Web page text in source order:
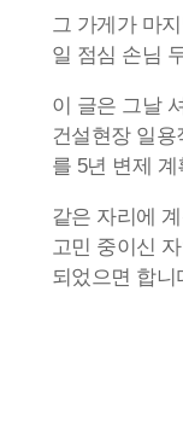
그 가게가 마
일 점심 손님
이 글은 그날
건설현장 일용
를 5년 변제
같은 자리에
고민 중이신
되었으면 합니